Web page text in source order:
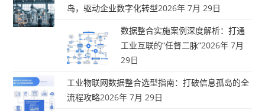
岛，驱动企业数字化转型2026年 7月 29日
数据整合实施案例深度解析：打通
工业互联的“任督二脉”2026年 7月
29日
工业物联网数据整合选型指南：打破信息孤岛的全
流程攻略2026年 7月 29日